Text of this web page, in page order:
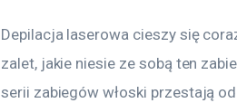
Depilacja laserowa cieszy się
zalet, jakie niesie ze sobą ten
serii zabiegów włoski przestają